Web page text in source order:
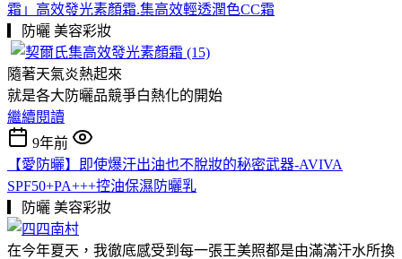
霜」高效發光素顏霜.集高效輕透潤色CC霜
▎防曬 美容彩妝
隨著天氣炎熱起來
就是各大防曬品競爭白熱化的開始
繼續閱讀
9年前
【愛防曬】即使爆汗出油也不脫妝的秘密武器-AVIVA
SPF50+PA+++控油保濕防曬乳
▎防曬 美容彩妝
在今年夏天，我徹底感受到每一張王美照都是由滿滿汗水所換